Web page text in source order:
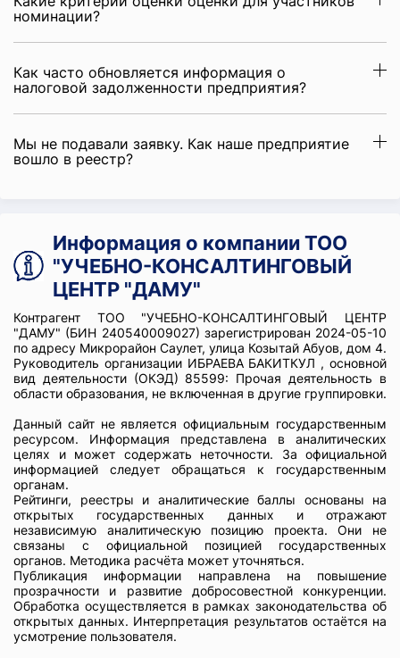
номинации?
Как часто обновляется информация о
налоговой задолженности предприятия?
Мы не подавали заявку. Как наше предприятие
вошло в реестр?
Информация о компании ТОО
"УЧЕБНО-КОНСАЛТИНГОВЫЙ
ЦЕНТР "ДАМУ"
Контрагент ТОО "УЧЕБНО-КОНСАЛТИНГОВЫЙ ЦЕНТР
"ДАМУ" (БИН 240540009027) зарегистрирован 2024-05-10
по адресу Микрорайон Саулет, улица Козытай Абуов, дом 4.
Руководитель организации ИБРАЕВА БАКИТКУЛ , основной
вид деятельности (ОКЭД) 85599: Прочая деятельность в
области образования, не включенная в другие группировки.
Данный сайт не является официальным государственным
ресурсом. Информация представлена в аналитических
целях и может содержать неточности. За официальной
информацией следует обращаться к государственным
органам.
Рейтинги, реестры и аналитические баллы основаны на
открытых государственных данных и отражают
независимую аналитическую позицию проекта. Они не
связаны с официальной позицией государственных
органов. Методика расчёта может уточняться.
Публикация информации направлена на повышение
прозрачности и развитие добросовестной конкуренции.
Обработка осуществляется в рамках законодательства об
открытых данных. Интерпретация результатов остаётся на
усмотрение пользователя.